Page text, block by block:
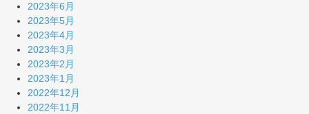
2023年6月
2023年5月
2023年4月
2023年3月
2023年2月
2023年1月
2022年12月
2022年11月